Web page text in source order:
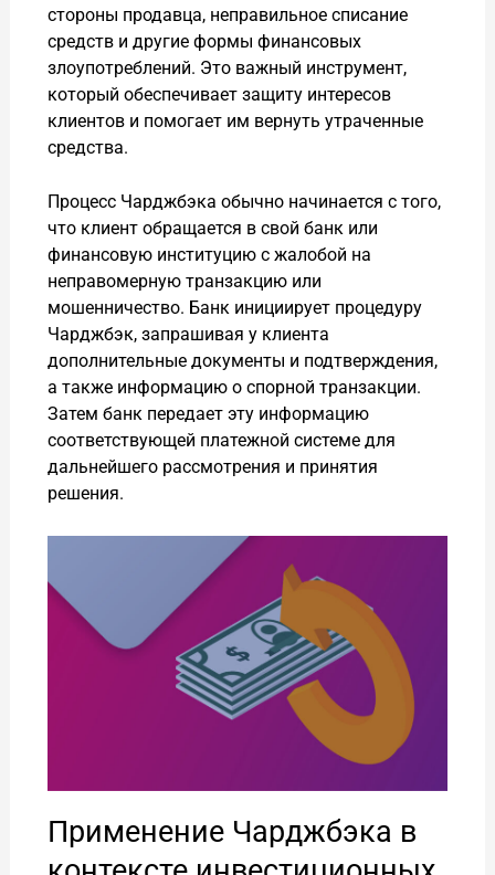
стороны продавца, неправильное списание
средств и другие формы финансовых
злоупотреблений. Это важный инструмент,
который обеспечивает защиту интересов
клиентов и помогает им вернуть утраченные
средства.
Процесс Чарджбэка обычно начинается с того,
что клиент обращается в свой банк или
финансовую институцию с жалобой на
неправомерную транзакцию или
мошенничество. Банк инициирует процедуру
Чарджбэк, запрашивая у клиента
дополнительные документы и подтверждения,
а также информацию о спорной транзакции.
Затем банк передает эту информацию
соответствующей платежной системе для
дальнейшего рассмотрения и принятия
решения.
Применение Чарджбэка в